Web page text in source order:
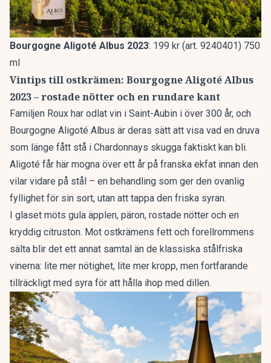
Bourgogne Aligoté Albus 2023: 199 kr (art. 9240401) 750
ml
Vintips till ostkrämen: Bourgogne Aligoté Albus
2023 – rostade nötter och en rundare kant
Familjen Roux har odlat vin i Saint-Aubin i över 300 år, och
Bourgogne Aligoté Albus är deras sätt att visa vad en druva
som länge fått stå i Chardonnays skugga faktiskt kan bli.
Aligoté får här mogna över ett år på franska ekfat innan den
vilar vidare på stål – en behandling som ger den ovanlig
fyllighet för sin sort, utan att tappa den friska syran.
I glaset möts gula äpplen, päron, rostade nötter och en
kryddig citruston. Mot ostkrämens fett och forellrommens
sälta blir det ett annat samtal än de klassiska stålfriska
vinerna: lite mer nötighet, lite mer kropp, men fortfarande
tillräckligt med syra för att hålla ihop med dillen.